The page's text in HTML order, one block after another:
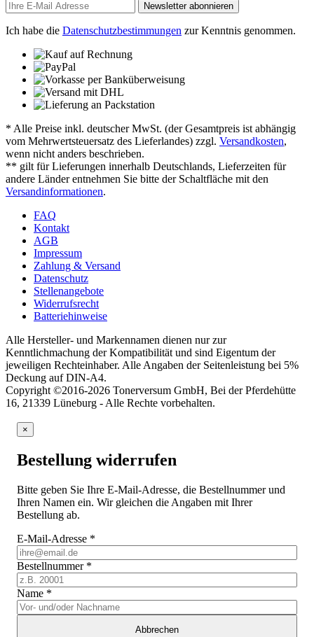
Newsletter abonnieren
Ich habe die Datenschutzbestimmungen zur Kenntnis genommen.
* Alle Preise inkl. deutscher MwSt. (der Gesamtpreis ist abhängig
vom Mehrwertsteuersatz des Lieferlandes) zzgl. Versandkosten,
wenn nicht anders beschrieben.
** gilt für Lieferungen innerhalb Deutschlands, Lieferzeiten für
andere Länder entnehmen Sie bitte der Schaltfläche mit den
Versandinformationen.
FAQ
Kontakt
AGB
Impressum
Zahlung & Versand
Datenschutz
Stellenangebote
Widerrufsrecht
Batteriehinweise
Alle Hersteller- und Markennamen dienen nur zur
Kenntlichmachung der Kompatibilität und sind Eigentum der
jeweiligen Rechteinhaber. Alle Angaben der Seitenleistung bei 5%
Deckung auf DIN-A4.
Copyright ©2016-2026 Tonerversum GmbH, Bei der Pferdehütte
16, 21339 Lüneburg - Alle Rechte vorbehalten.
×
Bestellung widerrufen
Bitte geben Sie Ihre E-Mail-Adresse, die Bestellnummer und
Ihren Namen ein. Wir gleichen die Angaben mit Ihrer
Bestellung ab.
E-Mail-Adresse *
Bestellnummer *
Name *
Abbrechen